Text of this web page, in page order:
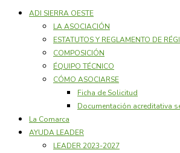
ADI SIERRA OESTE
LA ASOCIACIÓN
ESTATUTOS Y REGLAMENTO DE
COMPOSICIÓN
ÉQUIPO TÉCNICO
CÓMO ASOCIARSE
Ficha de Solicitud
Documentación acreditativa
La Comarca
AYUDA LEADER
LEADER 2023-2027